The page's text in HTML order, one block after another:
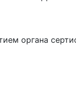
органа